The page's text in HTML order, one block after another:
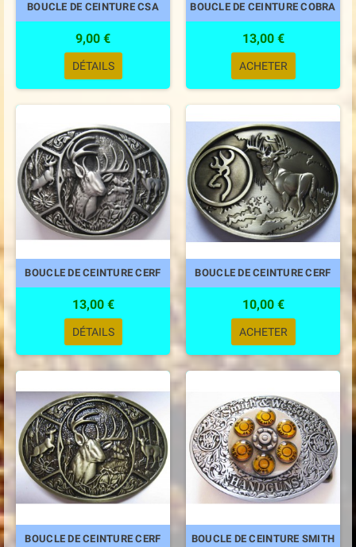
BOUCLE DE CEINTURE CSA
9,00 €
DÉTAILS
BOUCLE DE CEINTURE COBRA
13,00 €
ACHETER
BOUCLE DE CEINTURE CERF
13,00 €
DÉTAILS
BOUCLE DE CEINTURE CERF
10,00 €
ACHETER
BOUCLE DE CEINTURE CERF
BOUCLE DE CEINTURE SMITH